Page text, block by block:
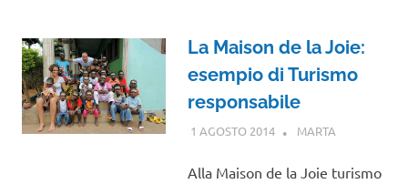
La Maison de la Joie:
esempio di Turismo
responsabile
1 AGOSTO 2014 MARTA
Alla Maison de la Joie turismo